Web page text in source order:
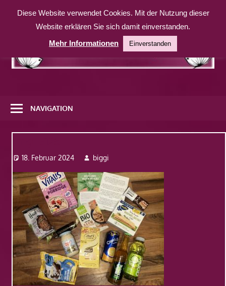
Inhalt
weitere
Website
NAVIGATION
18. Februar 2024 biggi
Diese Website verwendet Cookies. Mit der Nutzung dieser
Website erklären Sie sich damit einverstanden.
Mehr Informationen
Einverstanden